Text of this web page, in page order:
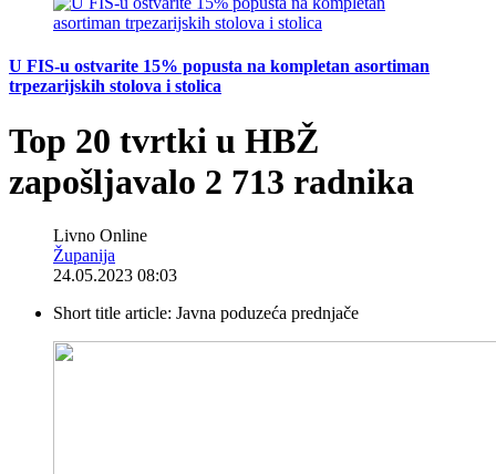
U FIS-u ostvarite 15% popusta na kompletan asortiman
trpezarijskih stolova i stolica
Top 20 tvrtki u HBŽ
zapošljavalo 2 713 radnika
Livno Online
Županija
24.05.2023 08:03
Short title article: Javna poduzeća prednjače